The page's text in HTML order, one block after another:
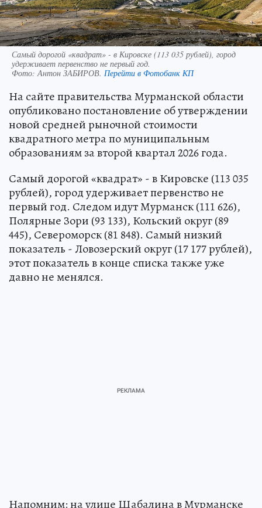
Самый дорогой «квадрат» - в Кировске (113 035 рублей), город
удерживает первенство не первый год.
Фото: Антон ЗАБИРОВ. Перейти в Фотобанк КП
На сайте правительства Мурманской области
опубликовано постановление об утверждении
новой средней рыночной стоимости
квадратного метра по муниципальным
образованиям за второй квартал 2026 года.
Самый дорогой «квадрат» - в Кировске (113 035
рублей), город удерживает первенство не
первый год. Следом идут Мурманск (111 626),
Полярные Зори (93 133), Кольский округ (89
445), Североморск (81 848). Самый низкий
показатель - Ловозерский округ (17 177 рублей),
этот показатель в конце списка также уже
давно не менялся.
Напомним: на улице Шабалина в Мурманске